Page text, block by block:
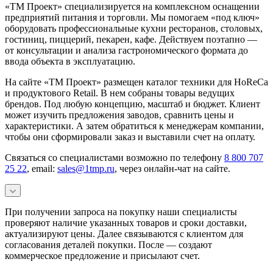
«ТМ Проект» специализируется на комплексном оснащении
предприятий питания и торговли. Мы помогаем «под ключ»
оборудовать профессиональные кухни ресторанов, столовых,
гостиниц, пиццерий, пекарен, кафе. Действуем поэтапно —
от консультации и анализа гастрономического формата до
ввода объекта в эксплуатацию.
На сайте «ТМ Проект» размещен каталог техники для HoReCa
и продуктового Retail. В нем собраны товары ведущих
брендов. Под любую концепцию, масштаб и бюджет. Клиент
может изучить предложения заводов, сравнить цены и
характеристики. А затем обратиться к менеджерам компании,
чтобы они сформировали заказ и выставили счет на оплату.
Связаться со специалистами возможно по телефону 8 800 707
25 22, email: sales@1tmp.ru, через онлайн-чат на сайте.
При получении запроса на покупку наши специалисты
проверяют наличие указанных товаров и сроки доставки,
актуализируют цены. Далее связываются с клиентом для
согласования деталей покупки. После — создают
коммерческое предложение и присылают счет.